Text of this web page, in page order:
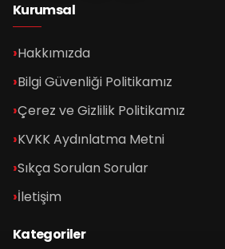
Kurumsal
Hakkımızda
Bilgi Güvenliği Politikamız
Çerez ve Gizlilik Politikamız
KVKK Aydınlatma Metni
Sıkça Sorulan Sorular
İletişim
Kategoriler